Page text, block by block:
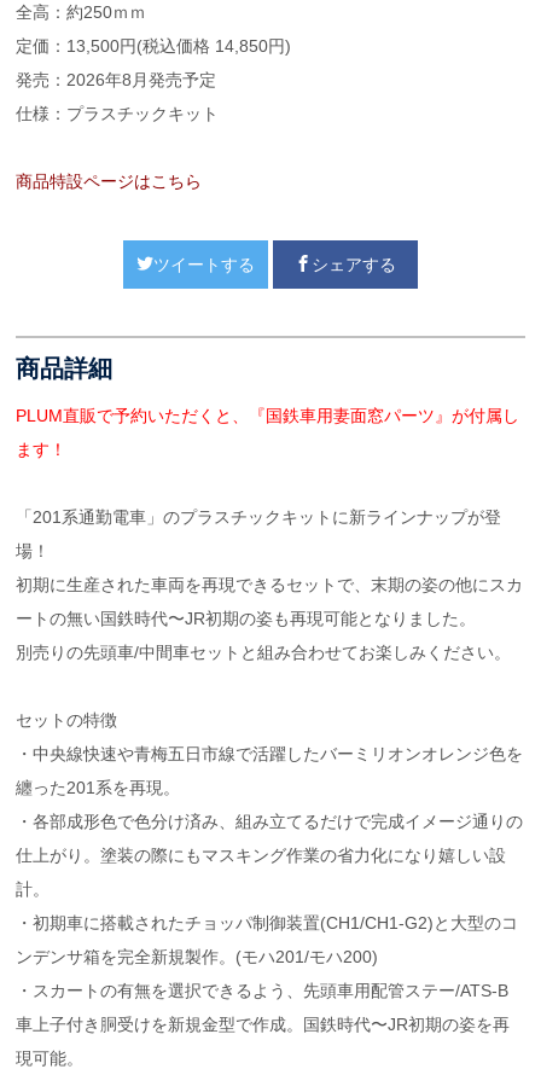
全高：約250ｍｍ
定価：13,500円(税込価格 14,850円)
発売：2026年8月発売予定
仕様：プラスチックキット
商品特設ページはこちら
ツイートする シェアする
商品詳細
PLUM直販で予約いただくと、『国鉄車用妻面窓パーツ』が付属し
ます！
「201系通勤電車」のプラスチックキットに新ラインナップが登
場！
初期に生産された車両を再現できるセットで、末期の姿の他にスカ
ートの無い国鉄時代〜JR初期の姿も再現可能となりました。
別売りの先頭車/中間車セットと組み合わせてお楽しみください。
セットの特徴
・中央線快速や青梅五日市線で活躍したバーミリオンオレンジ色を
纏った201系を再現。
・各部成形色で色分け済み、組み立てるだけで完成イメージ通りの
仕上がり。塗装の際にもマスキング作業の省力化になり嬉しい設
計。
・初期車に搭載されたチョッパ制御装置(CH1/CH1-G2)と大型のコ
ンデンサ箱を完全新規製作。(モハ201/モハ200)
・スカートの有無を選択できるよう、先頭車用配管ステー/ATS-B
車上子付き胴受けを新規金型で作成。国鉄時代〜JR初期の姿を再
現可能。